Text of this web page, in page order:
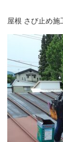
屋根 さび止め施